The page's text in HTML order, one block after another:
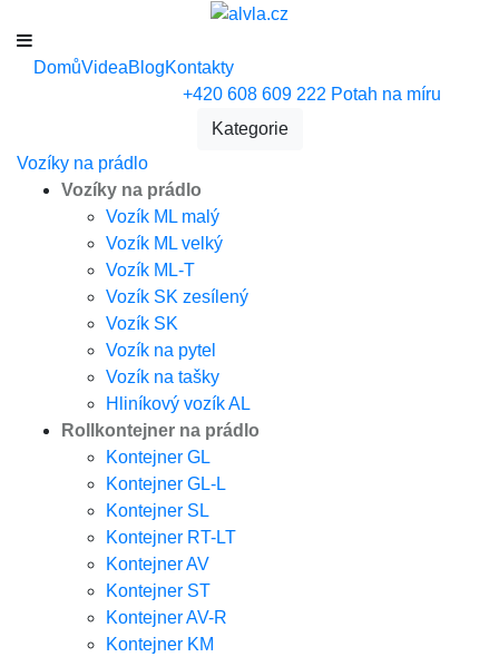
DomůVideaBlogKontakty
+420 608 609 222 Potah na míru
Kategorie
Vozíky na prádlo
Vozíky na prádlo
Vozík ML malý
Vozík ML velký
Vozík ML-T
Vozík SK zesílený
Vozík SK
Vozík na pytel
Vozík na tašky
Hliníkový vozík AL
Rollkontejner na prádlo
Kontejner GL
Kontejner GL-L
Kontejner SL
Kontejner RT-LT
Kontejner AV
Kontejner ST
Kontejner AV-R
Kontejner KM